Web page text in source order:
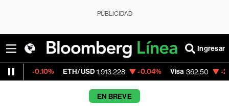
PUBLICIDAD
Ingresar
ETH/USD 1,913.228 -0.04% Visa 362.50 -2.15%
EN BREVE